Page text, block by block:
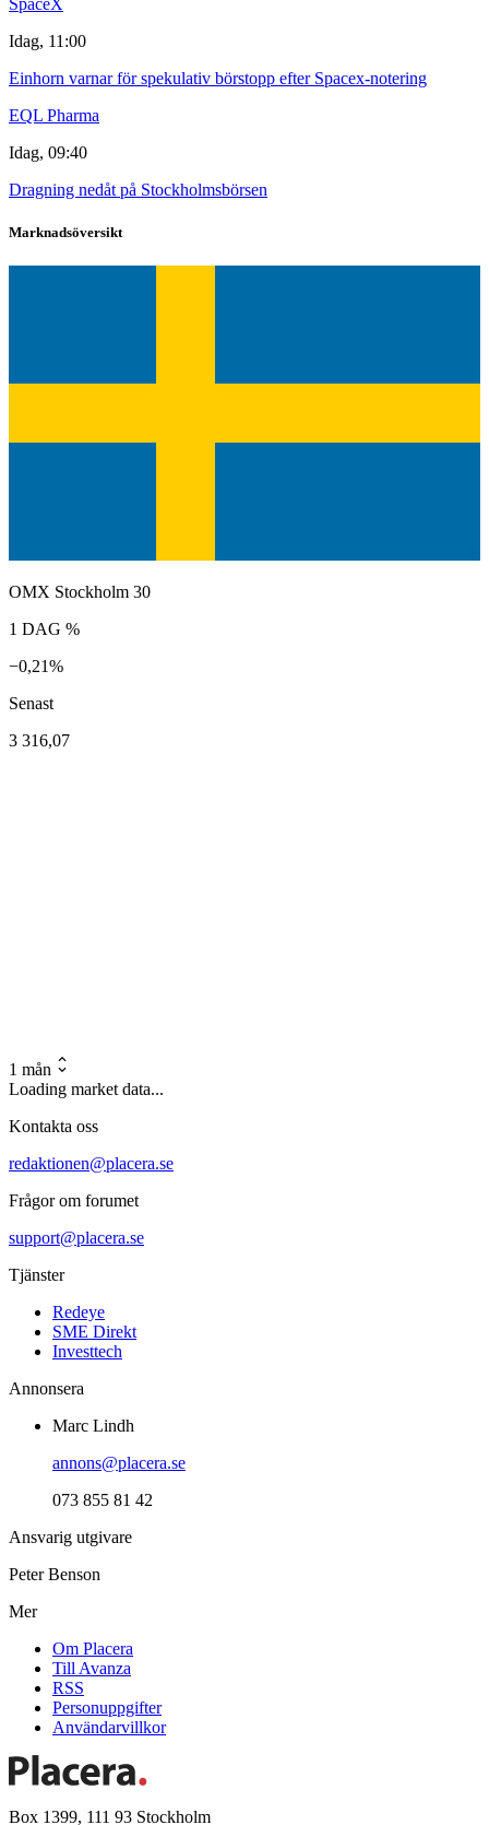
SpaceX
Idag, 11:00
Einhorn varnar för spekulativ börstopp efter Spacex-notering
EQL Pharma
Idag, 09:40
Dragning nedåt på Stockholmsbörsen
Marknadsöversikt
OMX Stockholm 30
1 DAG %
−0,21%
Senast
3 316,07
1 mån
Loading market data...
Kontakta oss
redaktionen@placera.se
Frågor om forumet
support@placera.se
Tjänster
Redeye
SME Direkt
Investtech
Annonsera
Marc Lindh
annons@placera.se
073 855 81 42
Ansvarig utgivare
Peter Benson
Mer
Om Placera
Till Avanza
RSS
Personuppgifter
Användarvillkor
Box 1399, 111 93 Stockholm